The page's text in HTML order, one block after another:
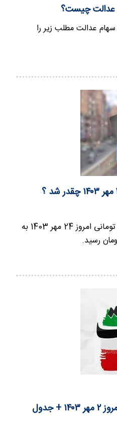
عدالت چیست؟
سهام عدالت مطلب زیر را
ارزش سهام عدالت امروز ۲۴ مهر ۱۴۰۳ چقدر شد ؟
ارزش سهام عدالت 532 هزار تومانی امروز 24 مهر 1403 به
جدول